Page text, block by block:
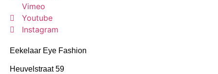
Vimeo
Youtube
Instagram
Eekelaar Eye Fashion
Heuvelstraat 59